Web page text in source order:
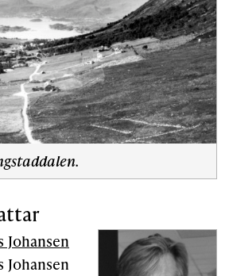
Johansen
Johansen